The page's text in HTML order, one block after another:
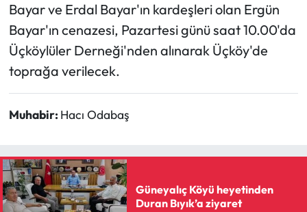
Bayar ve Erdal Bayar'ın kardeşleri olan Ergün
Bayar'ın cenazesi, Pazartesi günü saat 10.00'da
Üçköylüler Derneği'nden alınarak Üçköy'de
toprağa verilecek.
Muhabir: Hacı Odabaş
Güneyalıç Köyü heyetinden
Duran Bıyık’a ziyaret
Resmi Reklam
Sağlık
Siyaset
Sungurlu Haberleri
Turizm